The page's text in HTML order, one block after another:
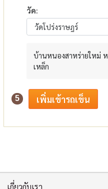
วัด:
บ้านหนองสาหร่ายใหม่
เหล็ก
5
เกี่ยวกับเรา